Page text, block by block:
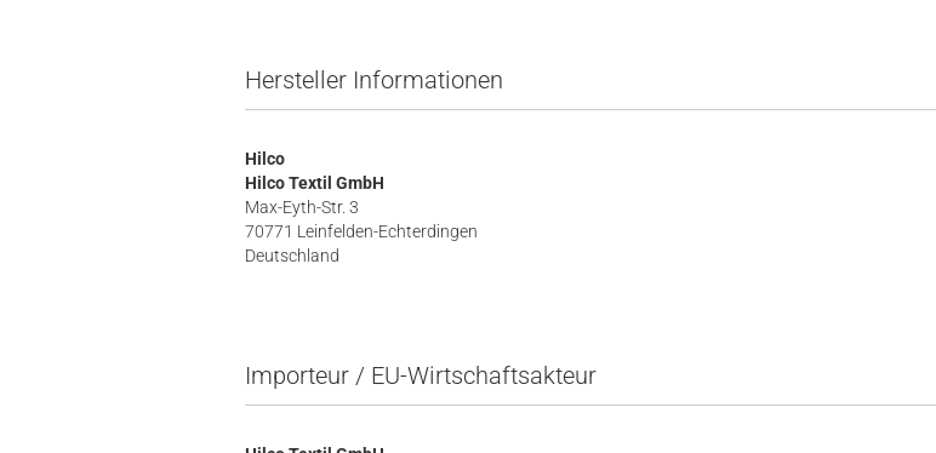
Hersteller Informationen
Hilco
Hilco Textil GmbH
Max-Eyth-Str. 3
70771 Leinfelden-Echterdingen
Deutschland
Importeur / EU-Wirtschaftsakteur